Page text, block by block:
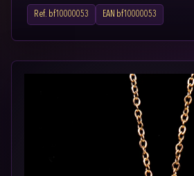
Ref. bf10000053 EAN bf10000053